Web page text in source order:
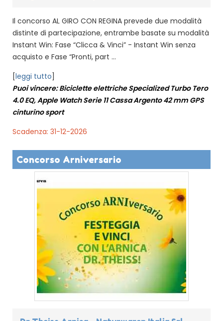
Il concorso AL GIRO CON REGINA prevede due modalità
distinte di partecipazione, entrambe basate su modalità
Instant Win: Fase “Clicca & Vinci” - Instant Win senza
acquisto e Fase “Pronti, part ...
[leggi tutto]
Puoi vincere: Biciclette elettriche Specialized Turbo Tero
4.0 EQ, Apple Watch Serie 11 Cassa Argento 42 mm GPS
cinturino sport
Scadenza: 31-12-2026
Concorso Arniversario